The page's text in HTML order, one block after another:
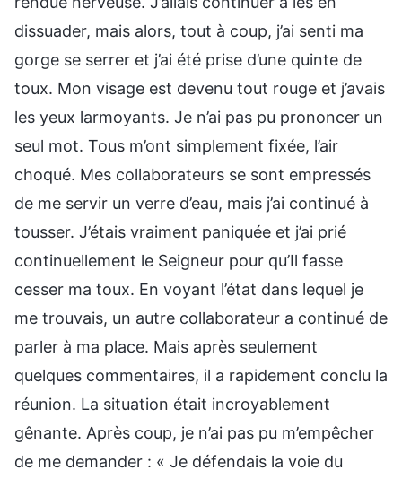
dissuader, mais alors, tout à coup, j’ai senti ma
gorge se serrer et j’ai été prise d’une quinte de
toux. Mon visage est devenu tout rouge et j’avais
les yeux larmoyants. Je n’ai pas pu prononcer un
seul mot. Tous m’ont simplement fixée, l’air
choqué. Mes collaborateurs se sont empressés
de me servir un verre d’eau, mais j’ai continué à
tousser. J’étais vraiment paniquée et j’ai prié
continuellement le Seigneur pour qu’Il fasse
cesser ma toux. En voyant l’état dans lequel je
me trouvais, un autre collaborateur a continué de
parler à ma place. Mais après seulement
quelques commentaires, il a rapidement conclu la
réunion. La situation était incroyablement
gênante. Après coup, je n’ai pas pu m’empêcher
de me demander : « Je défendais la voie du